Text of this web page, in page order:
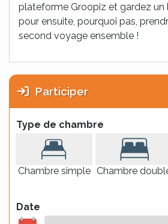
plateforme Groopiz et gardez un
pour ensuite, pourquoi pas,
second voyage ensemble !
Participer
Type de chambre
Chambre simple Chambre
Date